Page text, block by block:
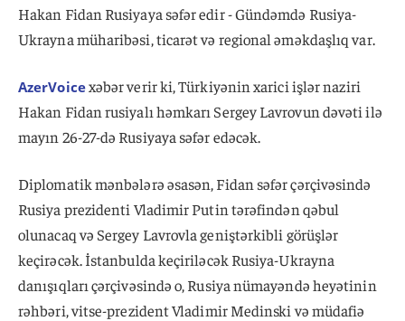
Hakan Fidan Rusiyaya səfər edir - Gündəmdə Rusiya-
Ukrayna müharibəsi, ticarət və regional əməkdaşlıq var.
AzerVoicexəbər verir ki, Türkiyənin xarici işlər naziri
Hakan Fidan rusiyalı həmkarı Sergey Lavrovun dəvəti ilə
mayın 26-27-də Rusiyaya səfər edəcək.
Diplomatik mənbələrə əsasən, Fidan səfər çərçivəsində
Rusiya prezidenti Vladimir Putin tərəfindən qəbul
olunacaq və Sergey Lavrovla geniştərkibli görüşlər
keçirəcək. İstanbulda keçiriləcək Rusiya-Ukrayna
danışıqları çərçivəsində o, Rusiya nümayəndə heyətinin
rəhbəri, vitse-prezident Vladimir Medinski və müdafiə